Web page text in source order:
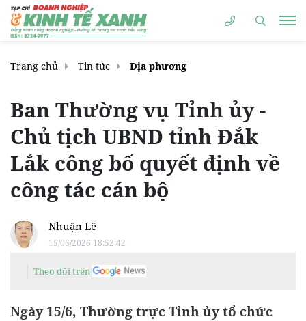
Trang chủ Tin tức Địa phương
Ban Thường vụ Tỉnh ủy -
Chủ tịch UBND tỉnh Đắk
Lắk công bố quyết định về
công tác cán bộ
Nhuận Lê
15/06/2026 18:52:42
Theo dõi trên
Ngày 15/6, Thường trực Tỉnh ủy tổ chức